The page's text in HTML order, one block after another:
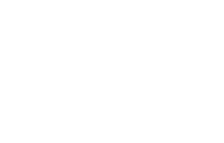
skifællesskab med fysisk